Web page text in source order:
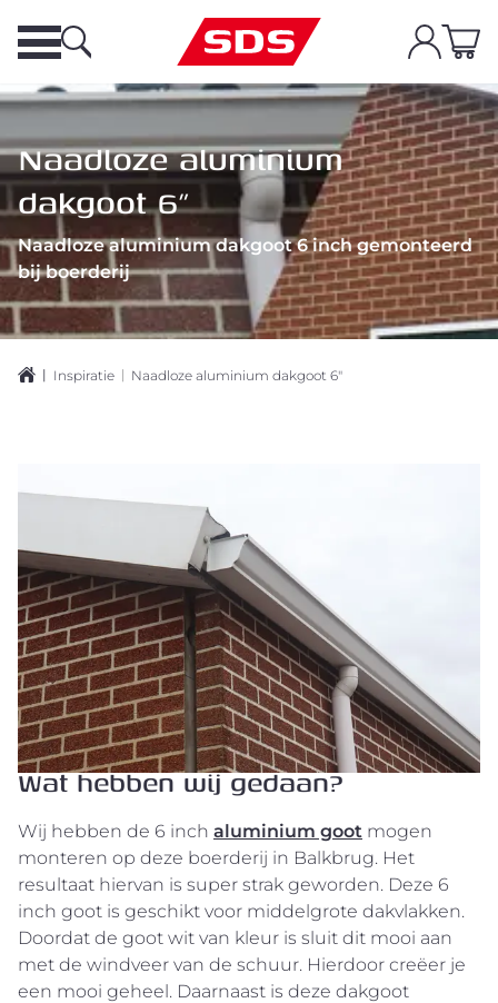
Naadloze aluminium
dakgoot 6"
Naadloze aluminium dakgoot 6 inch gemonteerd
bij boerderij
| Inspiratie | Naadloze aluminium dakgoot 6"
Wat hebben wij gedaan?
Wij hebben de 6 inch aluminium goot mogen
monteren op deze boerderij in Balkbrug. Het
resultaat hiervan is super strak geworden. Deze 6
inch goot is geschikt voor middelgrote dakvlakken.
Doordat de goot wit van kleur is sluit dit mooi aan
met de windveer van de schuur. Hierdoor creëer je
een mooi geheel. Daarnaast is deze dakgoot